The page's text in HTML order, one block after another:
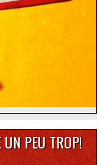
PEU TROP!